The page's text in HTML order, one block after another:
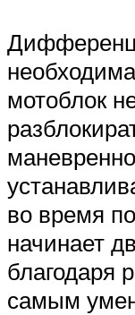
мотоблок
во время
начинает
благодаря
самым